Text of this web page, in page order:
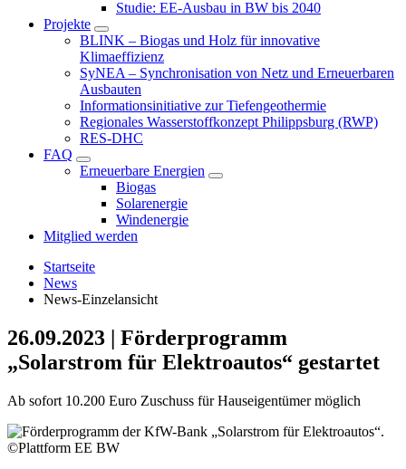
Studie: EE-Ausbau in BW bis 2040
Projekte
BLINK – Biogas und Holz für innovative
Klimaeffizienz
SyNEA – Synchronisation von Netz und Erneuerbaren
Ausbauten
Informationsinitiative zur Tiefengeothermie
Regionales Wasserstoffkonzept Philippsburg (RWP)
RES-DHC
FAQ
Erneuerbare Energien
Biogas
Solarenergie
Windenergie
Mitglied werden
Startseite
News
News-Einzelansicht
26.09.2023 | Förderprogramm
„Solarstrom für Elektroautos“ gestartet
Ab sofort 10.200 Euro Zuschuss für Hauseigentümer möglich